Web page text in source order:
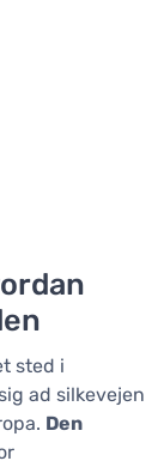
sted i
ad silkevejen
Den